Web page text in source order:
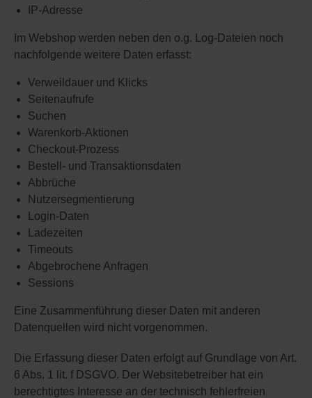
IP-Adresse
Im Webshop werden neben den o.g. Log-Dateien noch
nachfolgende weitere Daten erfasst:
Verweildauer und Klicks
Seitenaufrufe
Suchen
Warenkorb-Aktionen
Checkout-Prozess
Bestell- und Transaktionsdaten
Abbrüche
Nutzersegmentierung
Login-Daten
Ladezeiten
Timeouts
Abgebrochene Anfragen
Sessions
Eine Zusammenführung dieser Daten mit anderen
Datenquellen wird nicht vorgenommen.
Die Erfassung dieser Daten erfolgt auf Grundlage von Art.
6 Abs. 1 lit. f DSGVO. Der Websitebetreiber hat ein
berechtigtes Interesse an der technisch fehlerfreien